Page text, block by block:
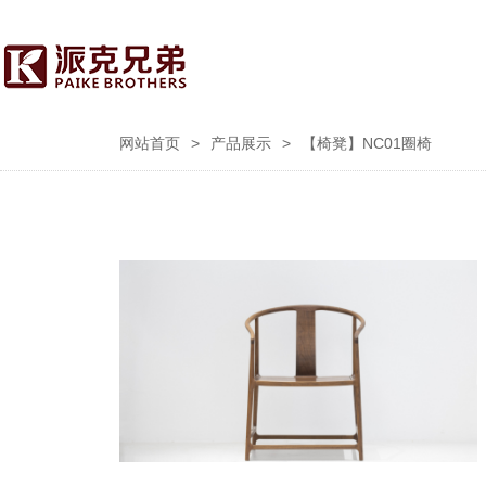
网站首页 > 产品展示 > 【椅凳】NC01圈椅